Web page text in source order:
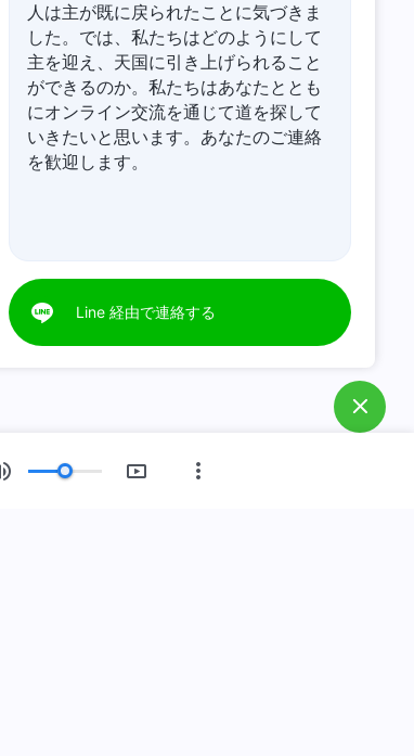
人は主が既に戻られたことに気づきま
した。では、私たちはどのようにして
主を迎え、天国に引き上げられること
ができるのか。私たちはあなたととも
にオンライン交流を通じて道を探して
いきたいと思います。あなたのご連絡
を歓迎します。
Line 経由で連絡する